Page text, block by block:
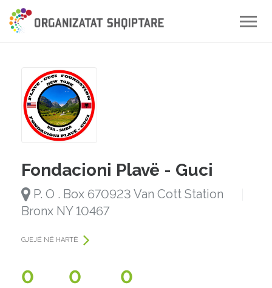
Toggle
Fondacioni Plavë - Guci
P. O . Box 670923 Van Cott Station
Bronx NY 10467
GJEJË NË HARTË
0 0 0